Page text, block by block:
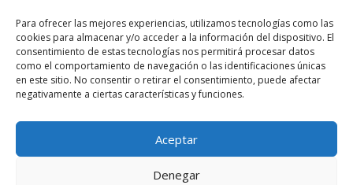
Para ofrecer las mejores experiencias, utilizamos tecnologías como las
cookies para almacenar y/o acceder a la información del dispositivo. El
consentimiento de estas tecnologías nos permitirá procesar datos
como el comportamiento de navegación o las identificaciones únicas
en este sitio. No consentir o retirar el consentimiento, puede afectar
negativamente a ciertas características y funciones.
Aceptar
Denegar
Lampista Barcelona. Todos los derechos
reservados.
Política de privacidad